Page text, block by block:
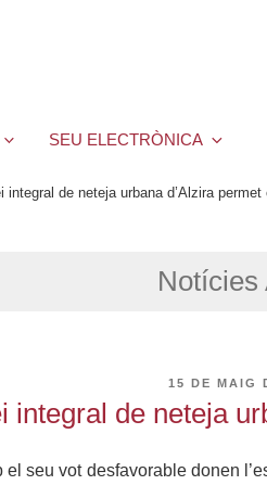
SEU ELECTRÒNICA
de neteja urbana d’Alzira
Notícies
PUBLICAT
15 DE MAIG
integral de neteja
seu vot desfavorable donen